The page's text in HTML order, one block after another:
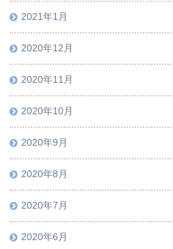
2021年1月
2020年12月
2020年11月
2020年10月
2020年9月
2020年8月
2020年7月
2020年6月